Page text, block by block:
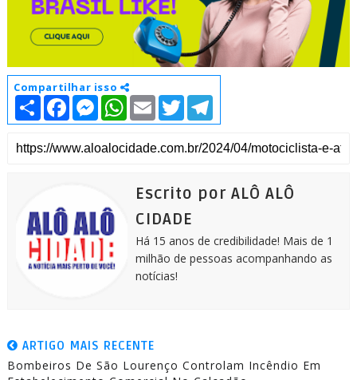
Compartilhar isso
S
h
a
e
F
c
b
M
e
s
e
W
h
a
t
s
E
m
a
l
T
i
t
t
T
l
e
g
m
Escrito por ALÔ ALÔ
CIDADE
Há 15 anos de credibilidade! Mais de 1
milhão de pessoas acompanhando as
notícias!
ARTIGO MAIS RECENTE
Bombeiros De São Lourenço Controlam Incêndio Em